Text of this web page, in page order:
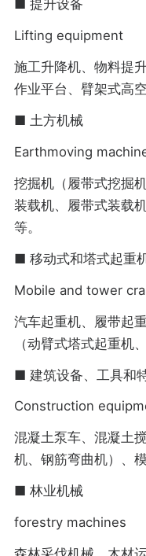
■ 提升设备
Lifting equipment
施工升降机、物料提
作业平台、臂架式高
■ 土方机械
Earthmoving
挖掘机（履带式挖掘
装载机、履带式装载
等。
■ 移动式和塔式起重
Mobile and tower
汽车起重机、履带起
（动臂式塔式起重机
■ 建筑设备、工具和
Construction
混凝土泵车、混凝土
机、钢筋弯曲机）、
■ 林业机械
forestry machines